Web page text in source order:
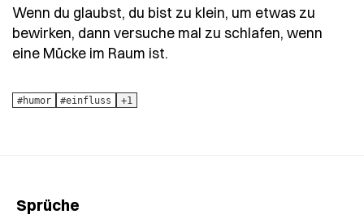
Wenn du glaubst, du bist zu klein, um etwas zu
bewirken, dann versuche mal zu schlafen, wenn
eine Mücke im Raum ist.
#humor #einfluss +1
Sprüche